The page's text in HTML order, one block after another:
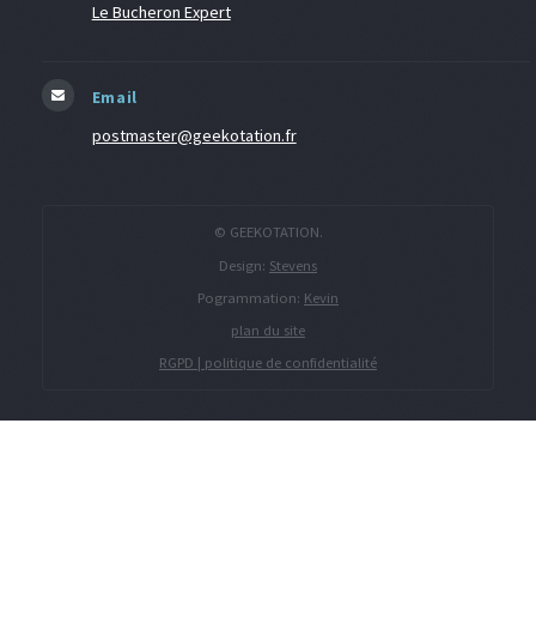
Le Bucheron Expert
Email
postmaster@geekotation.fr
© GEEKOTATION.
Design: Stevens
Pogrammation: Kevin
plan du site
RGPD | politique de confidentialité